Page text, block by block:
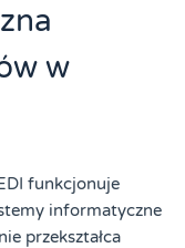
w
funkcjonuje
informatyczne
przekształca